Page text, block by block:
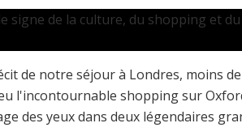
de notre séjour à Londres, moins
l'incontournable shopping sur
des yeux dans deux légendaires